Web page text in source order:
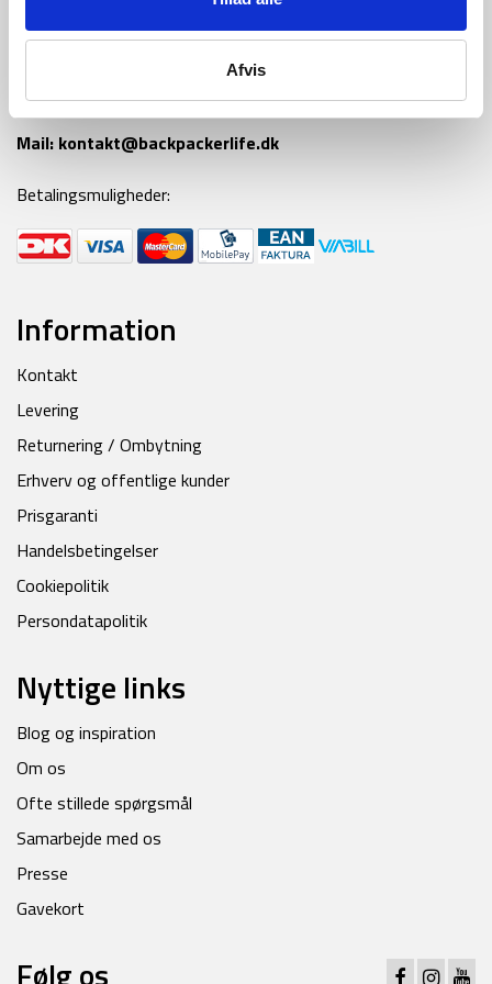
Afvis
Ring til os alle hverdage fra kl 9-16
Mail: kontakt@backpackerlife.dk
Betalingsmuligheder:
Information
Kontakt
Levering
Returnering / Ombytning
Erhverv og offentlige kunder
Prisgaranti
Handelsbetingelser
Cookiepolitik
Persondatapolitik
Nyttige links
Blog og inspiration
Om os
Ofte stillede spørgsmål
Samarbejde med os
Presse
Gavekort